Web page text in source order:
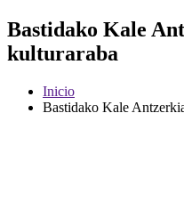
Bastidako Kale
kulturaraba
Inicio
Bastidako Kale